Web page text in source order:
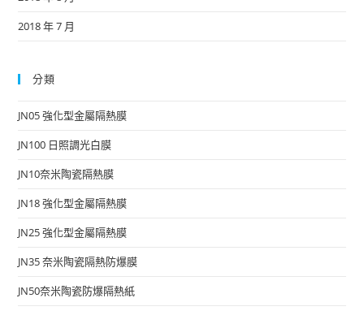
2018 年 7 月
分類
JN05 強化型金屬隔熱膜
JN100 日照調光白膜
JN10奈米陶瓷隔熱膜
JN18 強化型金屬隔熱膜
JN25 強化型金屬隔熱膜
JN35 奈米陶瓷隔熱防爆膜
JN50奈米陶瓷防爆隔熱紙